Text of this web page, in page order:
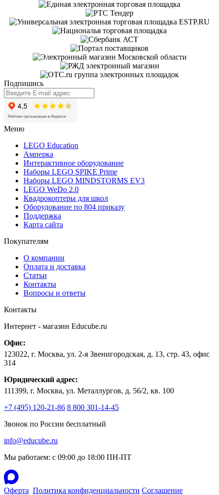
Подпишись
Меню
LEGO Education
Амперка
Интерактивное оборудование
Наборы LEGO SPIKE Prime
Наборы LEGO MINDSTORMS EV3
LEGO WeDo 2.0
Квадрокоптеры для школ
Оборудование по 804 приказу
Поддержка
Карта сайта
Покупателям
О компании
Оплата и доставка
Статьи
Контакты
Вопросы и ответы
Контакты
Интернет - магазин Educube.ru
Офис:
123022, г. Москва, ул. 2-я Звенигородская, д. 13, стр. 43, офис
314
Юридический адрес:
111399, г. Москва, ул. Металлургов, д. 56/2, кв. 100
+7 (495) 120-21-86 8 800 301-14-45
Звонок по России бесплатный
info@educube.ru
Мы работаем: c 09:00 до 18:00 ПН-ПТ
Оферта Политика конфиденциальности Соглашение